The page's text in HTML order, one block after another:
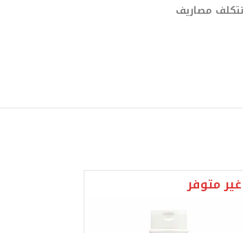
مصاريف
غير متوفر